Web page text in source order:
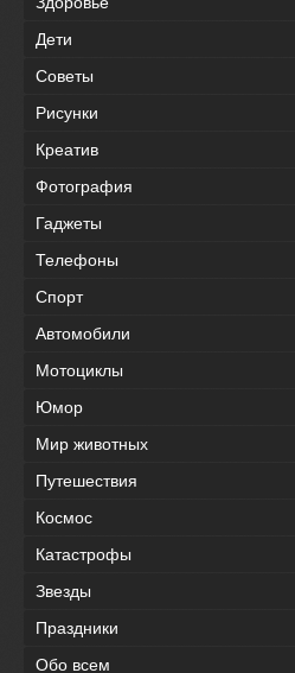
Дети
Советы
Рисунки
Креатив
Фотография
Гаджеты
Телефоны
Спорт
Автомобили
Мотоциклы
Юмор
Мир животных
Путешествия
Космос
Катастрофы
Звезды
Праздники
Обо всем